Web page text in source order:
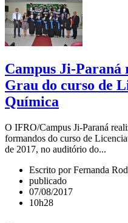
Campus Ji-Paraná
Grau do curso de
Química
O IFRO/Campus Ji-Paraná
formandos do curso de
de 2017, no auditório do...
Escrito por Fernanda
publicado
07/08/2017
10h28